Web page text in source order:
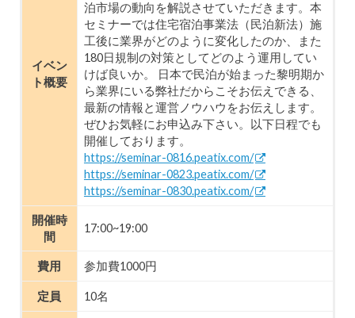
イベン
ト概要
泊市場の動向を解説させていただきます。本
セミナーでは住宅宿泊事業法（民泊新法）施
工後に業界がどのように変化したのか、また
180日規制の対策としてどのよう運用してい
けば良いか。 日本で民泊が始まった黎明期か
ら業界にいる弊社だからこそお伝えできる、
最新の情報と運営ノウハウをお伝えします。
ぜひお気軽にお申込み下さい。以下日程でも
開催しております。
https://seminar-0816.peatix.com/
https://seminar-0823.peatix.com/
https://seminar-0830.peatix.com/
開催時
間
17:00~19:00
費用 参加費1000円
定員 10名